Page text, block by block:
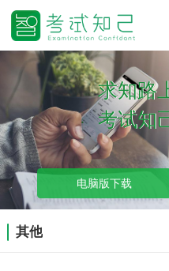
求知路
考试知
电脑版下载
其他